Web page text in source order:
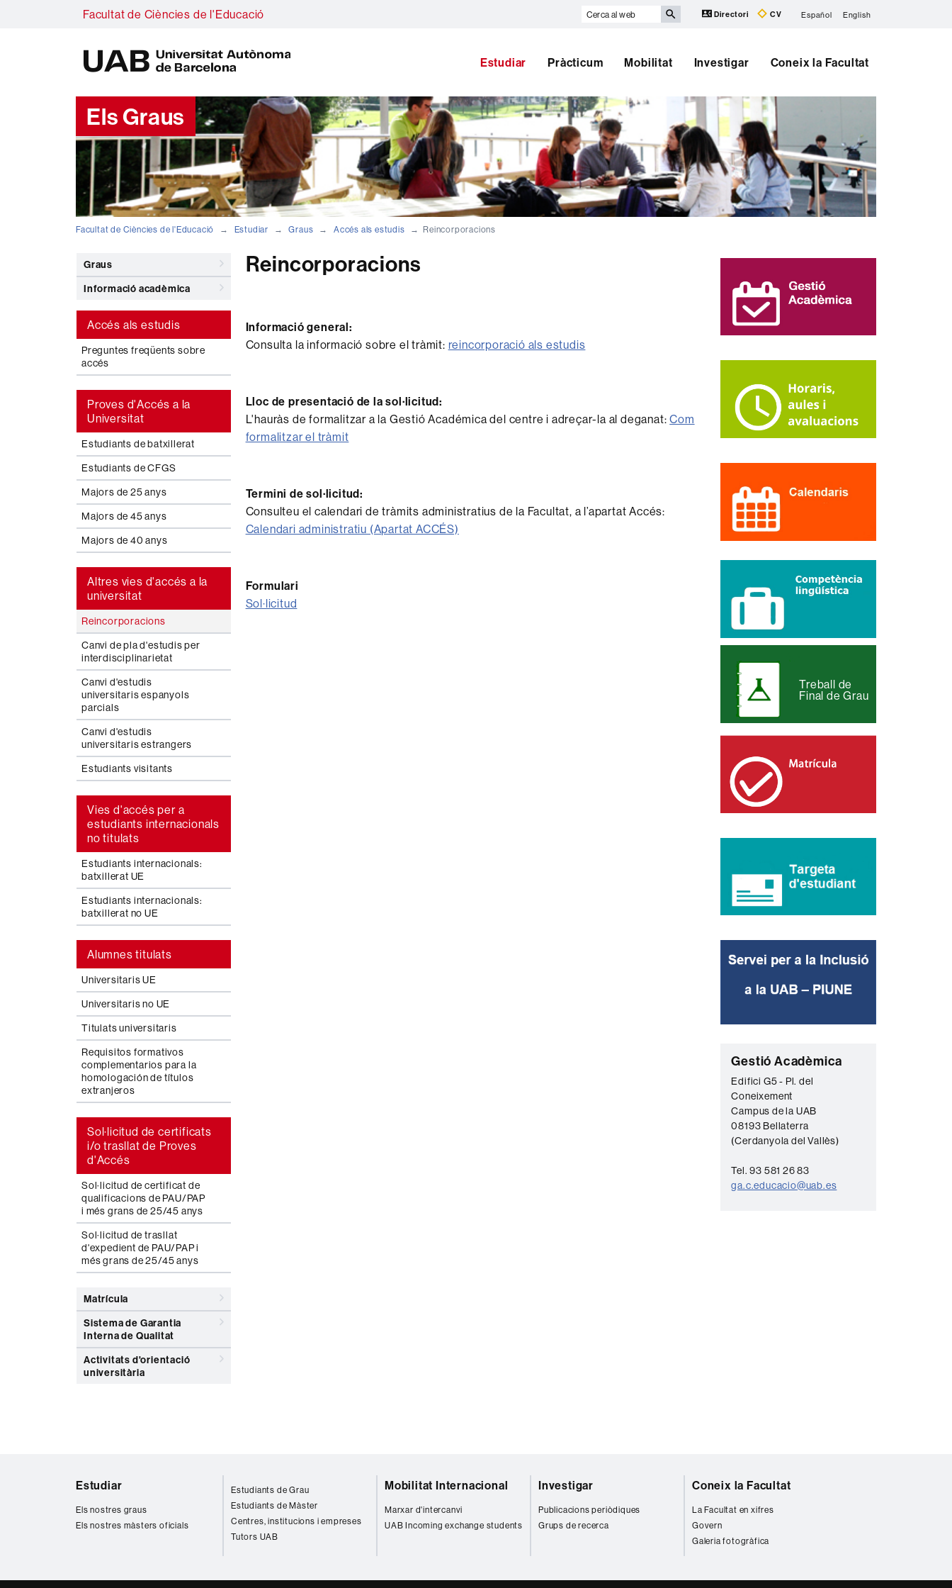
Facultat de Ciències de l'Educació
Cerca
Directori CV Español English
A
Estudiar Pràcticum Mobilitat Investigar Coneix la Facultat
Els Graus
Facultat de Ciències de l'Educació Estudiar Graus Accés als estudis Reincorporacions
Graus
Informació acadèmica
Accés als estudis
Preguntes freqüents sobre
accés
Proves d'Accés a la
Universitat
Estudiants de batxillerat
Estudiants de CFGS
Majors de 25 anys
Majors de 45 anys
Majors de 40 anys
Altres vies d'accés a la
universitat
Reincorporacions
Canvi de pla d'estudis per
interdisciplinarietat
Canvi d'estudis
universitaris espanyols
parcials
Canvi d'estudis
universitaris estrangers
Estudiants visitants
Vies d'accés per a
estudiants internacionals
no titulats
Estudiants internacionals:
batxillerat UE
Estudiants internacionals:
batxillerat no UE
Alumnes titulats
Universitaris UE
Universitaris no UE
Titulats universitaris
Requisitos formativos
complementarios para la
homologación de títulos
extranjeros
Sol·licitud de certificats
i/o trasllat de Proves
d'Accés
Sol·licitud de certificat de
qualificacions de PAU/PAP
i més grans de 25/45 anys
Sol·licitud de trasllat
d'expedient de PAU/PAP i
més grans de 25/45 anys
Matrícula
Sistema de Garantia
Interna de Qualitat
Activitats d'orientació
universitària
Reincorporacions
Informació general:
Consulta la informació sobre el tràmit: reincorporació als estudis
Lloc de presentació de la sol·licitud:
L'hauràs de formalitzar a la Gestió Académica del centre i adreçar-la al deganat:Com
formalitzar el tràmit
Termini de sol·licitud:
Consulteu el calendari de tràmits administratius de la Facultat, a l’apartat Accés:
Calendari administratiu (Apartat ACCÉS)
Formulari
Sol·licitud
Informació
complementària
Treball de
Final de Grau
C
o
n
t
a
c
t
Gestió Acadèmica
Edifici G5 - Pl. del
Coneixement
Campus de la UAB
08193 Bellaterra
(Cerdanyola del Vallès)
Tel. 93 581 26 83
ga.c.educacio@uab.es
Estudiar
Els nostres graus
Els nostres màsters oficials
Estudiants de Grau
Estudiants de Màster
Centres, institucions i empreses
Tutors UAB
Mobilitat Internacional
Marxar d'intercanvi
UAB Incoming exchange students
Investigar
Publicacions periòdiques
Grups de recerca
Coneix la Facultat
La Facultat en xifres
Govern
Galeria fotogràfica